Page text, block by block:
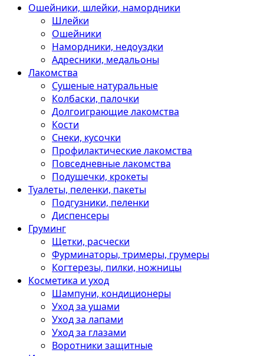
Ошейники, шлейки, намордники
Шлейки
Ошейники
Намордники, недоуздки
Адресники, медальоны
Лакомства
Сушеные натуральные
Колбаски, палочки
Долгоиграющие лакомства
Кости
Снеки, кусочки
Профилактические лакомства
Повседневные лакомства
Подушечки, крокеты
Туалеты, пеленки, пакеты
Подгузники, пеленки
Диспенсеры
Груминг
Щетки, расчески
Фурминаторы, тримеры, грумеры
Когтерезы, пилки, ножницы
Косметика и уход
Шампуни, кондиционеры
Уход за ушами
Уход за лапами
Уход за глазами
Воротники защитные